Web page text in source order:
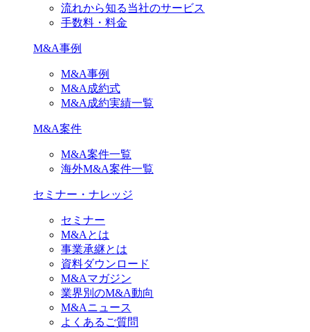
流れから知る当社のサービス
手数料・料金
M&A事例
M&A事例
M&A成約式
M&A成約実績一覧
M&A案件
M&A案件一覧
海外M&A案件一覧
セミナー・ナレッジ
セミナー
M&Aとは
事業承継とは
資料ダウンロード
M&Aマガジン
業界別のM&A動向
M&Aニュース
よくあるご質問